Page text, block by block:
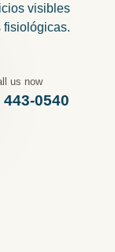
visibles
fisiológicas.
us now
443-0540